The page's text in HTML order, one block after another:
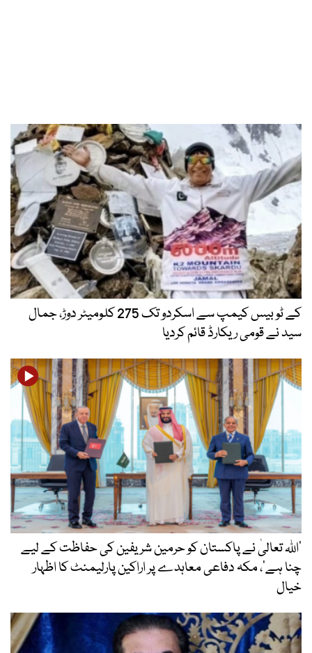
کے ٹو بیس کیمپ سے اسکردو تک 275 کلومیٹر دوڑ، جمال
سید نے قومی ریکارڈ قائم کردیا
’اللہ تعالیٰ نے پاکستان کو حرمین شریفین کی حفاظت کے لیے
چنا ہے‘، مکہ دفاعی معاہدے پر اراکین پارلیمنٹ کا اظہار
خیال